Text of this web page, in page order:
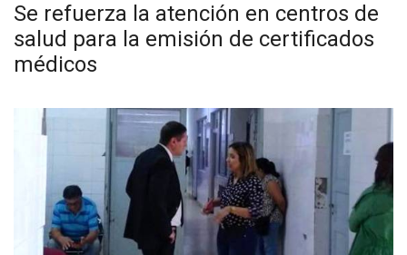
Se refuerza la atención en centros de
salud para la emisión de certificados
médicos